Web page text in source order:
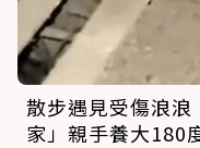
散步遇見受傷浪
家」親手養大180